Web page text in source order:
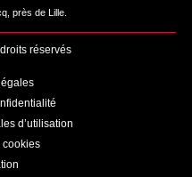
près de Lille.
réservés
d’utilisation
cookies